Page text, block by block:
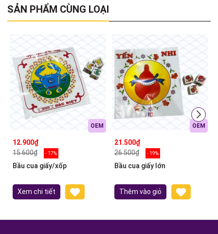
SẢN PHẨM CÙNG LOẠI
OEM
12.900₫
15.600₫
- 17%
Bầu cua giấy/xốp
Xem chi tiết
OEM
21.500₫
26.500₫
- 19%
Bầu cua giấy lớn
Thêm vào giỏ